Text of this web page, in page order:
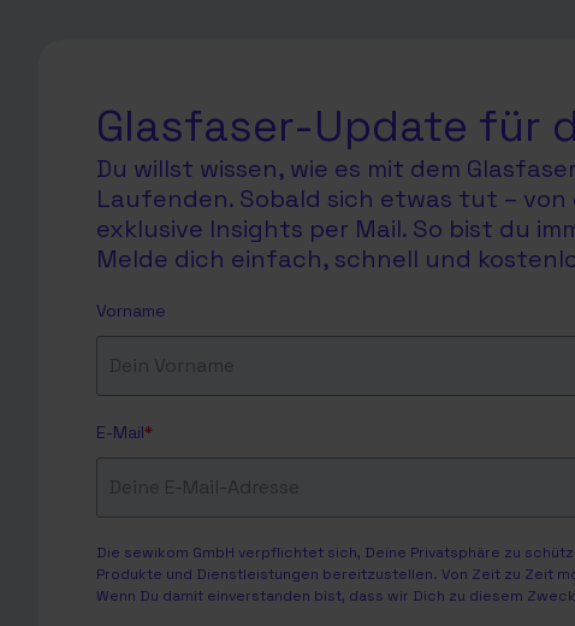
Glasfaser-Update für
Du willst wissen, wie es mit dem
Laufenden. Sobald sich etwas tut –
exklusive Insights per Mail. So bist du
Melde dich einfach, schnell und
Vorname
E-Mail*
Die sewikom GmbH verpflichtet sich, Deine Privatsphäre zu
Produkte und Dienstleistungen bereitzustellen. Von Zeit zu Zeit
Wenn Du damit einverstanden bist, dass wir Dich zu diesem